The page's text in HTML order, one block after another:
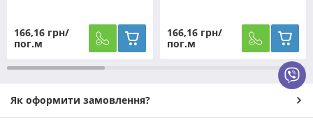
166,16 грн/
пог.м
166,16 грн/
пог.м
Як оформити замовлення?